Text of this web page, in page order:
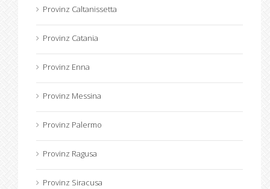
Provinz Caltanissetta
Provinz Catania
Provinz Enna
Provinz Messina
Provinz Palermo
Provinz Ragusa
Provinz Siracusa